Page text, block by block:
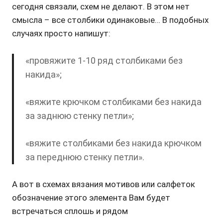
сегодня связали, схем не делают. В этом нет
смысла – все столбики одинаковые… В подобных
случаях просто напишут:
«провяжите 1-10 ряд столбиками без
накида»;
«вяжите крючком столбиками без накида
за заднюю стенку петли»;
«вяжите столбиками без накида крючком
за переднюю стенку петли».
А вот в схемах вязания мотивов или салфеток
обозначение этого элемента Вам будет
встречаться сплошь и рядом